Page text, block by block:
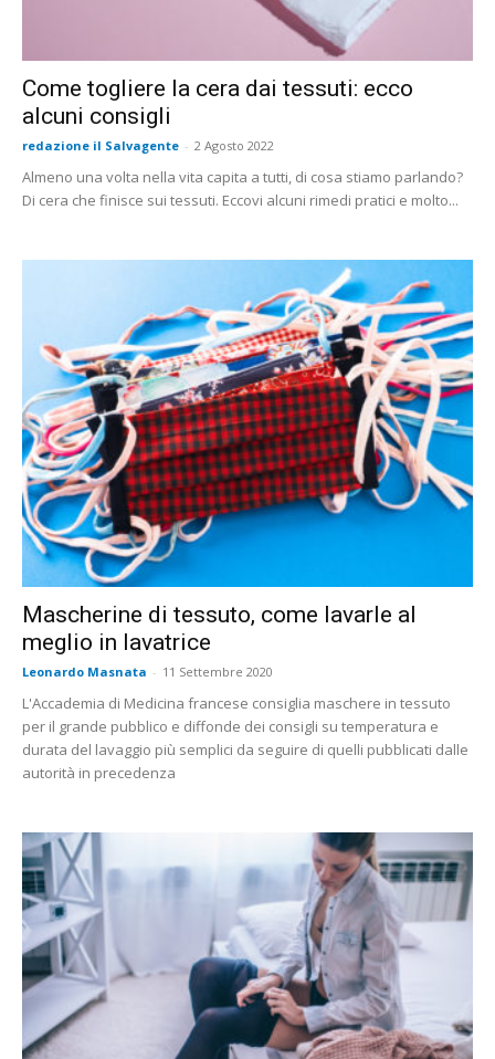
Come togliere la cera dai tessuti: ecco
alcuni consigli
redazione il Salvagente - 2 Agosto 2022
Almeno una volta nella vita capita a tutti, di cosa stiamo parlando?
Di cera che finisce sui tessuti. Eccovi alcuni rimedi pratici e molto...
Mascherine di tessuto, come lavarle al
meglio in lavatrice
Leonardo Masnata - 11 Settembre 2020
L'Accademia di Medicina francese consiglia maschere in tessuto
per il grande pubblico e diffonde dei consigli su temperatura e
durata del lavaggio più semplici da seguire di quelli pubblicati dalle
autorità in precedenza